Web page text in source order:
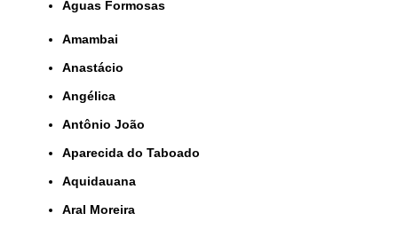
Águas Formosas
Amambai
Anastácio
Angélica
Antônio João
Aparecida do Taboado
Aquidauana
Aral Moreira